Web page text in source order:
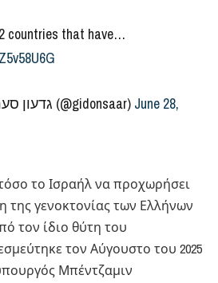
countries that have…
— Gideon Sa’ar | גדעון סער (@gidonsaar) June 28,
το Ισραήλ να προχωρήσει
της γενοκτονίας των Ελλήνων
τον ίδιο θύτη του
τον Αύγουστο του 2025
Μπέντζαμιν